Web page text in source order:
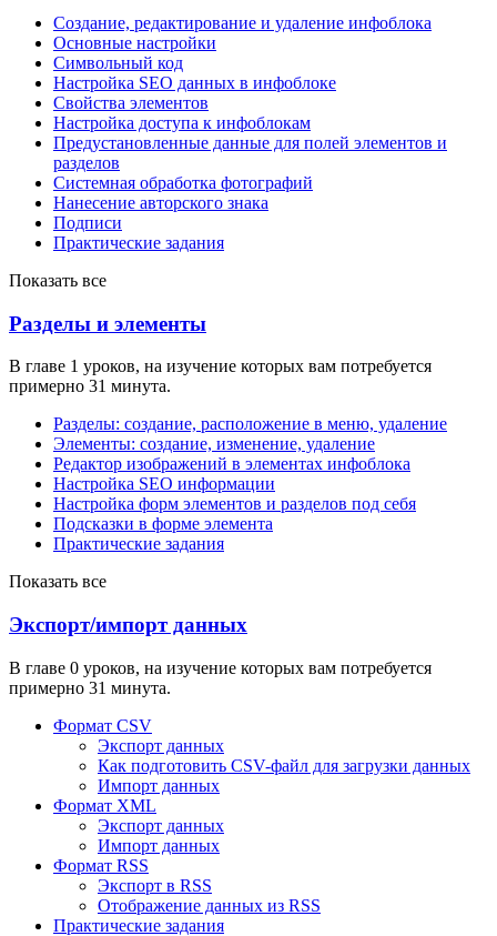
Создание, редактирование и удаление инфоблока
Основные настройки
Символьный код
Настройка SEO данных в инфоблоке
Свойства элементов
Настройка доступа к инфоблокам
Предустановленные данные для полей элементов и
разделов
Системная обработка фотографий
Нанесение авторского знака
Подписи
Практические задания
Показать все
Разделы и элементы
В главе 1 уроков, на изучение которых вам потребуется
примерно 31 минута.
Разделы: создание, расположение в меню, удаление
Элементы: создание, изменение, удаление
Редактор изображений в элементах инфоблока
Настройка SEO информации
Настройка форм элементов и разделов под себя
Подсказки в форме элемента
Практические задания
Показать все
Экспорт/импорт данных
В главе 0 уроков, на изучение которых вам потребуется
примерно 31 минута.
Формат CSV
Экспорт данных
Как подготовить CSV-файл для загрузки данных
Импорт данных
Формат XML
Экспорт данных
Импорт данных
Формат RSS
Экспорт в RSS
Отображение данных из RSS
Практические задания